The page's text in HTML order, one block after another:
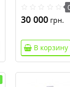
30 000 грн.
В корзину